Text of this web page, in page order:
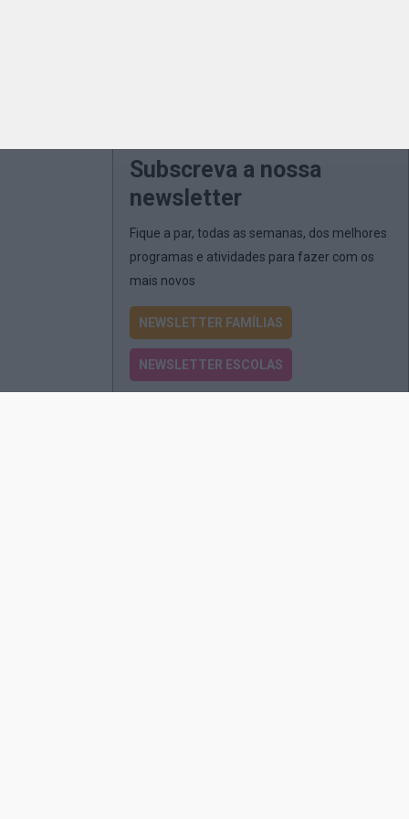
Subscreva a nossa
newsletter
Fique a par, todas as semanas, dos melhores
programas e atividades para fazer com os
mais novos
NEWSLETTER FAMÍLIAS
NEWSLETTER ESCOLAS